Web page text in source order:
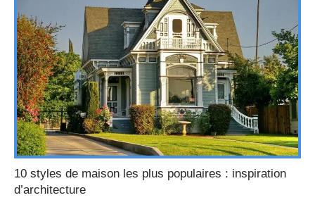
10 styles de maison les plus populaires : inspiration
d’architecture